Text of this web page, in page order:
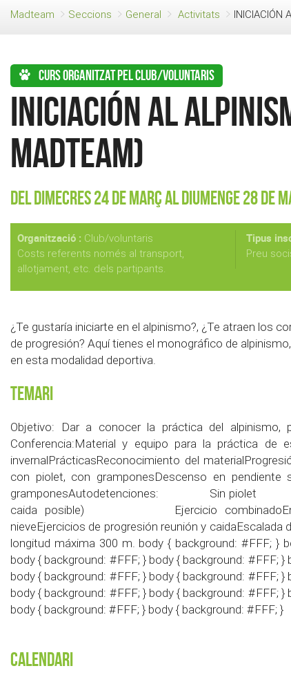
Madteam Seccions General Activitats INICIACIÓN
Curs organitzat pel club/voluntaris
INICIACIÓN AL
MADTEAM)
Del Dimecres 24 de Març al Diumenge 28 de
Organització : Club/voluntaris
Costs referents només al transport,
allotjament, etc. dels partipants.
Tipus
Preu
¿Te gustaría iniciarte en el alpinismo?, ¿Te atraen los
de progresión? Aquí tienes el monográfico de
en esta modalidad deportiva.
Temari
Objetivo: Dar a conocer la práctica del
Conferencia:Material y equipo para la práctica de
invernalPrácticasReconocimiento del
con piolet, con gramponesDescenso en pendiente
gramponesAutodetenciones: Sin piolet
caida posible) Ejercicio
nieveEjercicios de progresión reunión y caidaEscalada
longitud máxima 300 m. body { background: #FFF; }
body { background: #FFF; } body { background: #FFF; }
body { background: #FFF; } body { background: #FFF; }
body { background: #FFF; } body { background: #FFF; }
body { background: #FFF; } body { background: #FFF; }
Calendari